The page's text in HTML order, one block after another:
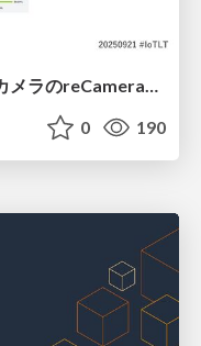
Node-REDで制御できるエッジカメラのreCameraを触る #iotlt #JLCPCB #recamera
0 190